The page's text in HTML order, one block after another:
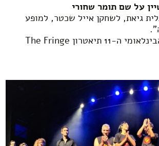
על שם תומר שחורי
גיאת, לשחקן אייל שכטר, למופע
פסטיבל הפרינג’ הבינלאומי ה-11 תיאטרון The Fringe